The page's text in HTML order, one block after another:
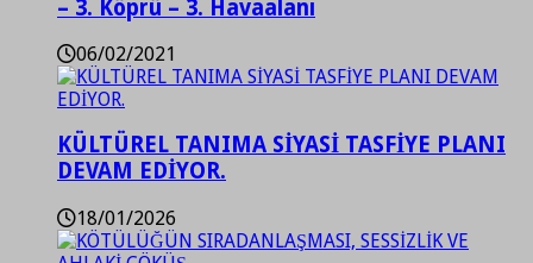
– 3. Köprü – 3. Havaalanı
06/02/2021
KÜLTÜREL TANIMA SİYASİ TASFİYE PLANI
DEVAM EDİYOR.
18/01/2026